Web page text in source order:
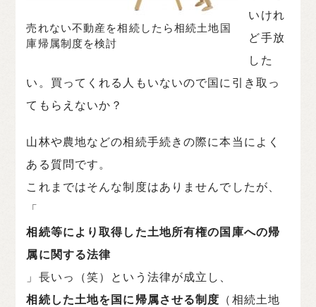
売れない不動産を相続したら相続土地国
庫帰属制度を検討
いけれ
ど手放
した
い。買ってくれる人もいないので国に引き取っ
てもらえないか？
山林や農地などの相続手続きの際に本当によく
ある質問です。
これまではそんな制度はありませんでしたが、
「
相続等により取得した土地所有権の国庫への帰
属に関する法律
」長いっ（笑）という法律が成立し、
相続した土地を国に帰属させる制度 （相続土地